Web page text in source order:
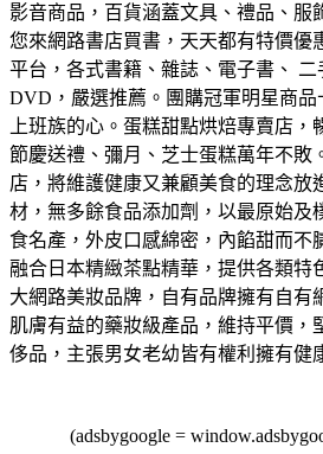
影音商品，百貨涵蓋文具、禮品、服
您來網路書店買書，天天都有特價優
平台，各式書籍、雜誌、電子書、
DVD，嚴選推薦。 團購冠軍明星商
上班族的心。蛋糕甜點烘焙專賣店，
節慶送禮、彌月、芝士蛋糕萬年不敗
店，將維護健康又兼顧美食的理念放
材，無多餘食品添加劑，以最原始及
食名產，外皮口感綿密，內餡甜而不
融合日本精緻茶點精華，提供各類特
大網路美妝品牌，自有品牌擁有自有
肌膚有益的藥妝級產品，維持平價，
侈品，主張男女老幼皆有權利擁有健
(adsbygoogle =